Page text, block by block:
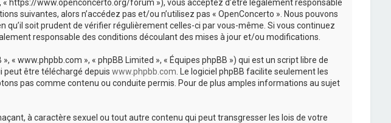
« https://www.openconcerto.org/forum »), vous acceptez d’être légalement responsable
suivantes, alors n’accédez pas et/ou n’utilisez pas « OpenConcerto ». Nous pouvons
soit prudent de vérifier régulièrement celles-ci par vous-même. Si vous continuez
responsable des conditions découlant des mises à jour et/ou modifications.
« www.phpbb.com », « phpBB Limited », « Équipes phpBB ») qui est un script libre de
peut être téléchargé depuis www.phpbb.com . Le logiciel phpBB facilite seulement les
pas comme contenu ou conduite permis. Pour de plus amples informations au sujet
à caractère sexuel ou tout autre contenu qui peut transgresser les lois de votre